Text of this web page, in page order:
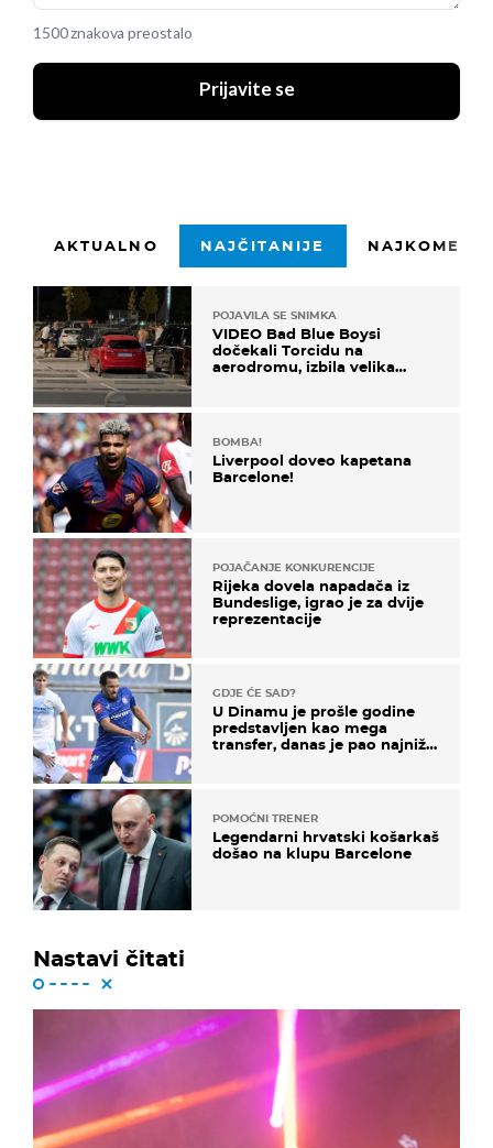
1500 znakova preostalo
Prijavite se
AKTUALNO NAJČITANIJE
POJAVILA SE SNIMKA
VIDEO Bad Blue Boysi
dočekali Torcidu na
aerodromu, izbila velika
BOMBA!
Liverpool doveo kapetana
Barcelone!
POJAČANJE KONKURENCIJE
Rijeka dovela napadača iz
Bundeslige, igrao je za dvije
reprezentacije
GDJE ĆE SAD?
U Dinamu je prošle godine
predstavljen kao mega
transfer, danas je pao najniže
POMOĆNI TRENER
Legendarni hrvatski košarkaš
došao na klupu Barcelone
Nastavi čitati